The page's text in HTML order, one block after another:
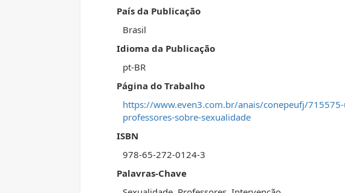
País da Publicação
Brasil
Idioma da Publicação
pt-BR
Página do Trabalho
https://www.even3.com.br/anais/conepeufj/
professores-sobre-sexualidade
ISBN
978-65-272-0124-3
Palavras-Chave